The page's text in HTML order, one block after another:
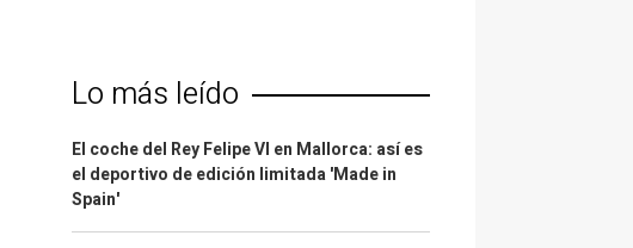
Lo más leído
El coche del Rey Felipe VI en Mallorca: así es
el deportivo de edición limitada 'Made in
Spain'